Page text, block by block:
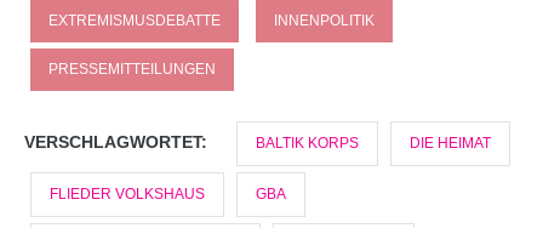
EXTREMISMUSDEBATTE INNENPOLITIK
PRESSEMITTEILUNGEN
VERSCHLAGWORTET: BALTIK KORPS DIE HEIMAT
FLIEDER VOLKSHAUS GBA